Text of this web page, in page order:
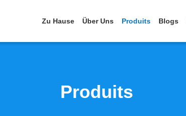
Zu Hause Über Uns Produits Blogs
Produits